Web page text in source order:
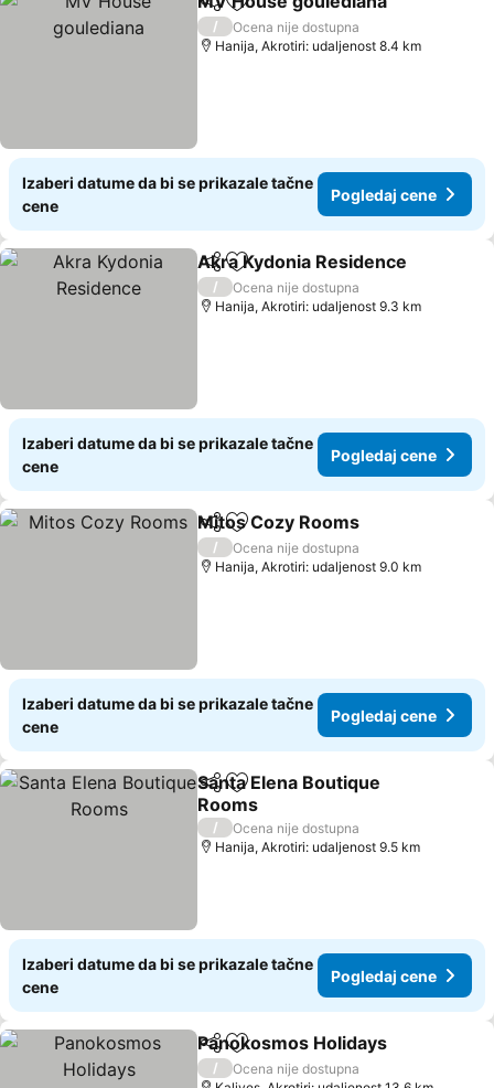
Deli Dodati u favorite
/
Ocena nije dostupna
Hanija, Akrotiri: udaljenost 8.4 km
Izaberi datume da bi se prikazale tačne
cene
Pogledaj cene
Deli Dodati u favorite
Akra Kydonia Residence
/
Ocena nije dostupna
Hanija, Akrotiri: udaljenost 9.3 km
Izaberi datume da bi se prikazale tačne
cene
Pogledaj cene
Deli Dodati u favorite
Mitos Cozy Rooms
/
Ocena nije dostupna
Hanija, Akrotiri: udaljenost 9.0 km
Izaberi datume da bi se prikazale tačne
cene
Pogledaj cene
Deli Dodati u favorite
Santa Elena Boutique
Rooms
Pogledaj cene
/
Ocena nije dostupna
Hanija, Akrotiri: udaljenost 9.5 km
Izaberi datume da bi se prikazale tačne
cene
Pogledaj cene
Deli Dodati u favorite
Panokosmos Holidays
/
Ocena nije dostupna